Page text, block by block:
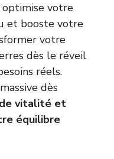
optimise votre
et booste votre
votre
dès le réveil
réels.
dès
vitalité et
équilibre